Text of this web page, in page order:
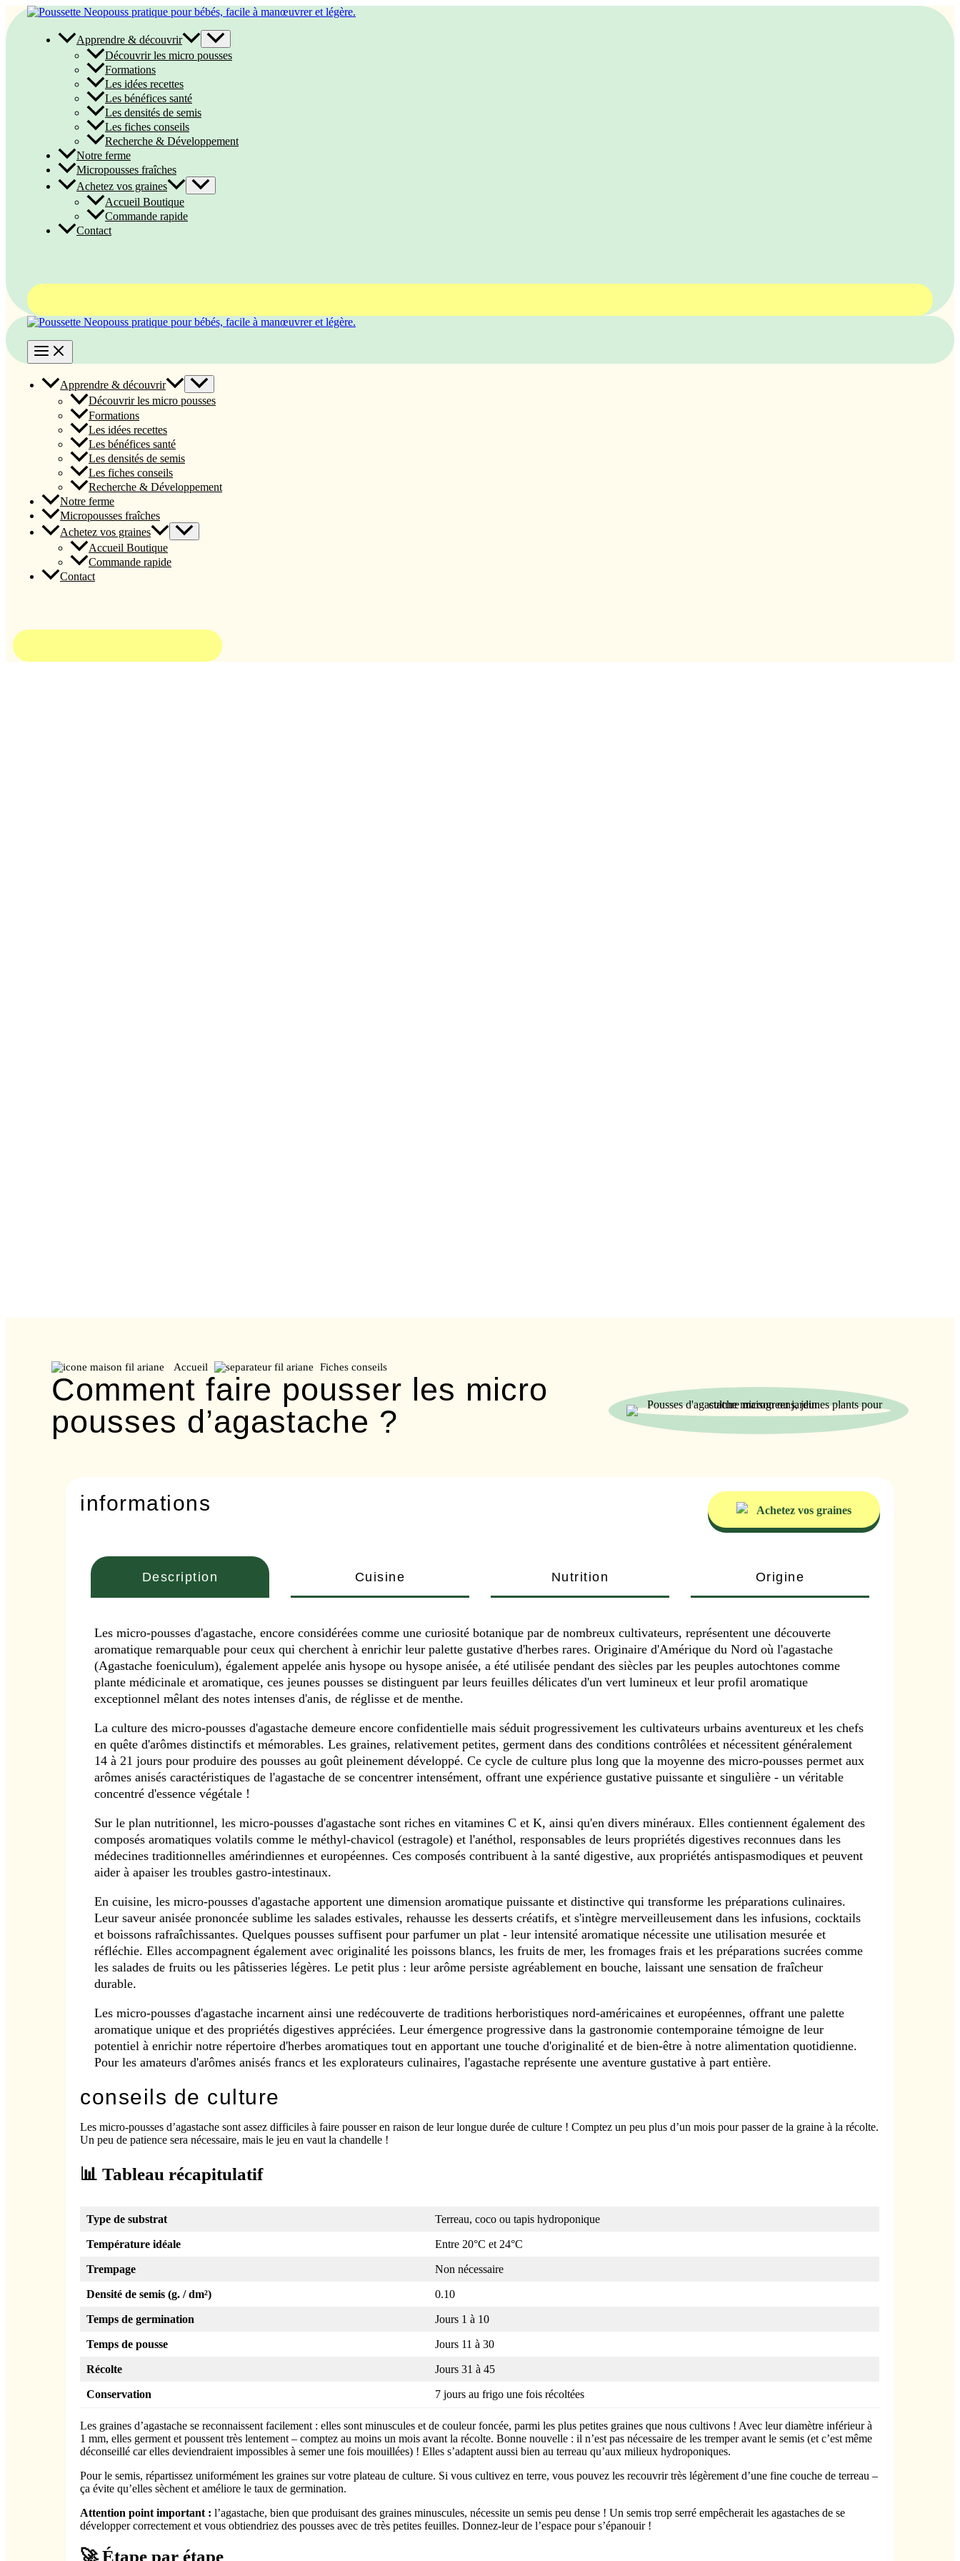
Aller
au
contenu
Apprendre & découvrir
Découvrir les micro pousses
Formations
Les idées recettes
Les bénéfices santé
Les densités de semis
Les fiches conseils
Recherche & Développement
Notre ferme
Micropousses fraîches
Achetez vos graines
Accueil Boutique
Commande rapide
Contact
Apprendre & découvrir
Découvrir les micro pousses
Formations
Les idées recettes
Les bénéfices santé
Les densités de semis
Les fiches conseils
Recherche & Développement
Notre ferme
Micropousses fraîches
Achetez vos graines
Accueil Boutique
Commande rapide
Contact
Accueil Fiches conseils
Comment faire pousser les micro
pousses d’agastache ?
informations Achetez vos graines
Description Cuisine Nutrition Origine
Les micro-pousses d'agastache, encore considérées comme une curiosité botanique par de nombreux cultivateurs, représentent une découverte
aromatique remarquable pour ceux qui cherchent à enrichir leur palette gustative d'herbes rares. Originaire d'Amérique du Nord où l'agastache
(Agastache foeniculum), également appelée anis hysope ou hysope anisée, a été utilisée pendant des siècles par les peuples autochtones comme
plante médicinale et aromatique, ces jeunes pousses se distinguent par leurs feuilles délicates d'un vert lumineux et leur profil aromatique
exceptionnel mêlant des notes intenses d'anis, de réglisse et de menthe.
La culture des micro-pousses d'agastache demeure encore confidentielle mais séduit progressivement les cultivateurs urbains aventureux et les chefs
en quête d'arômes distinctifs et mémorables. Les graines, relativement petites, germent dans des conditions contrôlées et nécessitent généralement
14 à 21 jours pour produire des pousses au goût pleinement développé. Ce cycle de culture plus long que la moyenne des micro-pousses permet aux
arômes anisés caractéristiques de l'agastache de se concentrer intensément, offrant une expérience gustative puissante et singulière - un véritable
concentré d'essence végétale !
Sur le plan nutritionnel, les micro-pousses d'agastache sont riches en vitamines C et K, ainsi qu'en divers minéraux. Elles contiennent également des
composés aromatiques volatils comme le méthyl-chavicol (estragole) et l'anéthol, responsables de leurs propriétés digestives reconnues dans les
médecines traditionnelles amérindiennes et européennes. Ces composés contribuent à la santé digestive, aux propriétés antispasmodiques et peuvent
aider à apaiser les troubles gastro-intestinaux.
En cuisine, les micro-pousses d'agastache apportent une dimension aromatique puissante et distinctive qui transforme les préparations culinaires.
Leur saveur anisée prononcée sublime les salades estivales, rehausse les desserts créatifs, et s'intègre merveilleusement dans les infusions, cocktails
et boissons rafraîchissantes. Quelques pousses suffisent pour parfumer un plat - leur intensité aromatique nécessite une utilisation mesurée et
réfléchie. Elles accompagnent également avec originalité les poissons blancs, les fruits de mer, les fromages frais et les préparations sucrées comme
les salades de fruits ou les pâtisseries légères. Le petit plus : leur arôme persiste agréablement en bouche, laissant une sensation de fraîcheur
durable.
Les micro-pousses d'agastache incarnent ainsi une redécouverte de traditions herboristiques nord-américaines et européennes, offrant une palette
aromatique unique et des propriétés digestives appréciées. Leur émergence progressive dans la gastronomie contemporaine témoigne de leur
potentiel à enrichir notre répertoire d'herbes aromatiques tout en apportant une touche d'originalité et de bien-être à notre alimentation quotidienne.
Pour les amateurs d'arômes anisés francs et les explorateurs culinaires, l'agastache représente une aventure gustative à part entière.
conseils de culture
Les micro-pousses d’agastache sont assez difficiles à faire pousser en raison de leur longue durée de culture ! Comptez un peu plus d’un mois pour passer de la graine à la récolte.
Un peu de patience sera nécessaire, mais le jeu en vaut la chandelle !
📊 Tableau récapitulatif
Type de substrat Terreau, coco ou tapis hydroponique
Température idéale Entre 20°C et 24°C
Trempage Non nécessaire
Densité de semis (g. / dm²) 0.10
Temps de germination Jours 1 à 10
Temps de pousse Jours 11 à 30
Récolte Jours 31 à 45
Conservation 7 jours au frigo une fois récoltées
Les graines d’agastache se reconnaissent facilement : elles sont minuscules et de couleur foncée, parmi les plus petites graines que nous cultivons ! Avec leur diamètre inférieur à
1 mm, elles germent et poussent très lentement – comptez au moins un mois avant la récolte. Bonne nouvelle : il n’est pas nécessaire de les tremper avant le semis (et c’est même
déconseillé car elles deviendraient impossibles à semer une fois mouillées) ! Elles s’adaptent aussi bien au terreau qu’aux milieux hydroponiques.
Pour le semis, répartissez uniformément les graines sur votre plateau de culture. Si vous cultivez en terre, vous pouvez les recouvrir très légèrement d’une fine couche de terreau –
ça évite qu’elles sèchent et améliore le taux de germination.
Attention point important : l’agastache, bien que produisant des graines minuscules, nécessite un semis peu dense ! Un semis trop serré empêcherait les agastaches de se
développer correctement et vous obtiendriez des pousses avec de très petites feuilles. Donnez-leur de l’espace pour s’épanouir !
🚀 Étape par étape